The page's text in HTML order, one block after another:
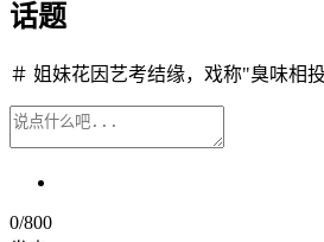
话题
＃ 姐妹花因艺考结缘，戏称"臭味相
0/800